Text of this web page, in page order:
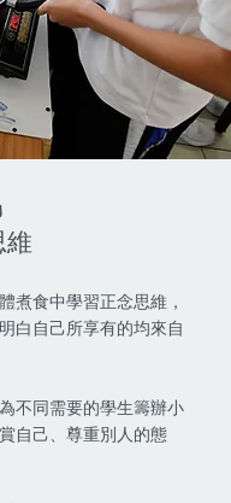
維
煮食中學習正念思維，
白自己所享有的均來自
不同需要的學生籌辦小
自己、尊重別人的態